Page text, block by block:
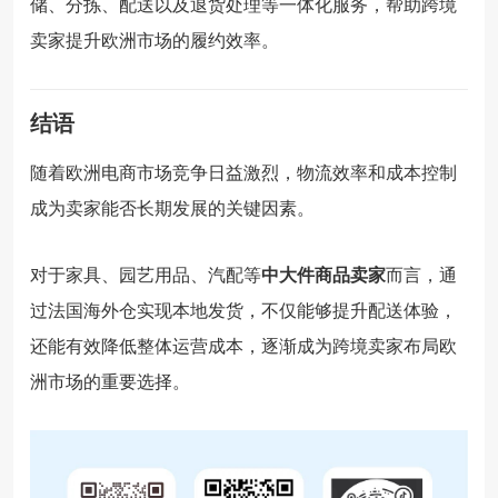
卖家提升欧洲市场的履约效率。
结语
随着欧洲电商市场竞争日益激烈， 物流效率和成本控制
成为卖家能否长期发展的关键因素。
对于家具、 园艺用品、 汽配等中大件商品卖家而言， 通
过法国海外仓实现本地发货， 不仅能够提升配送体验，
还能有效降低整体运营成本， 逐渐成为跨境卖家布局欧
洲市场的重要选择。